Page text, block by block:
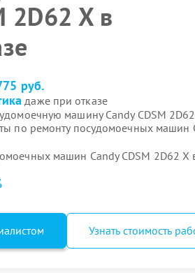
2D62 X в
руб.
даже при отказе
машину Candy CDSM
по ремонту посудомоечных машин
машин Candy CDSM 2D62 X
Узнать стоимость